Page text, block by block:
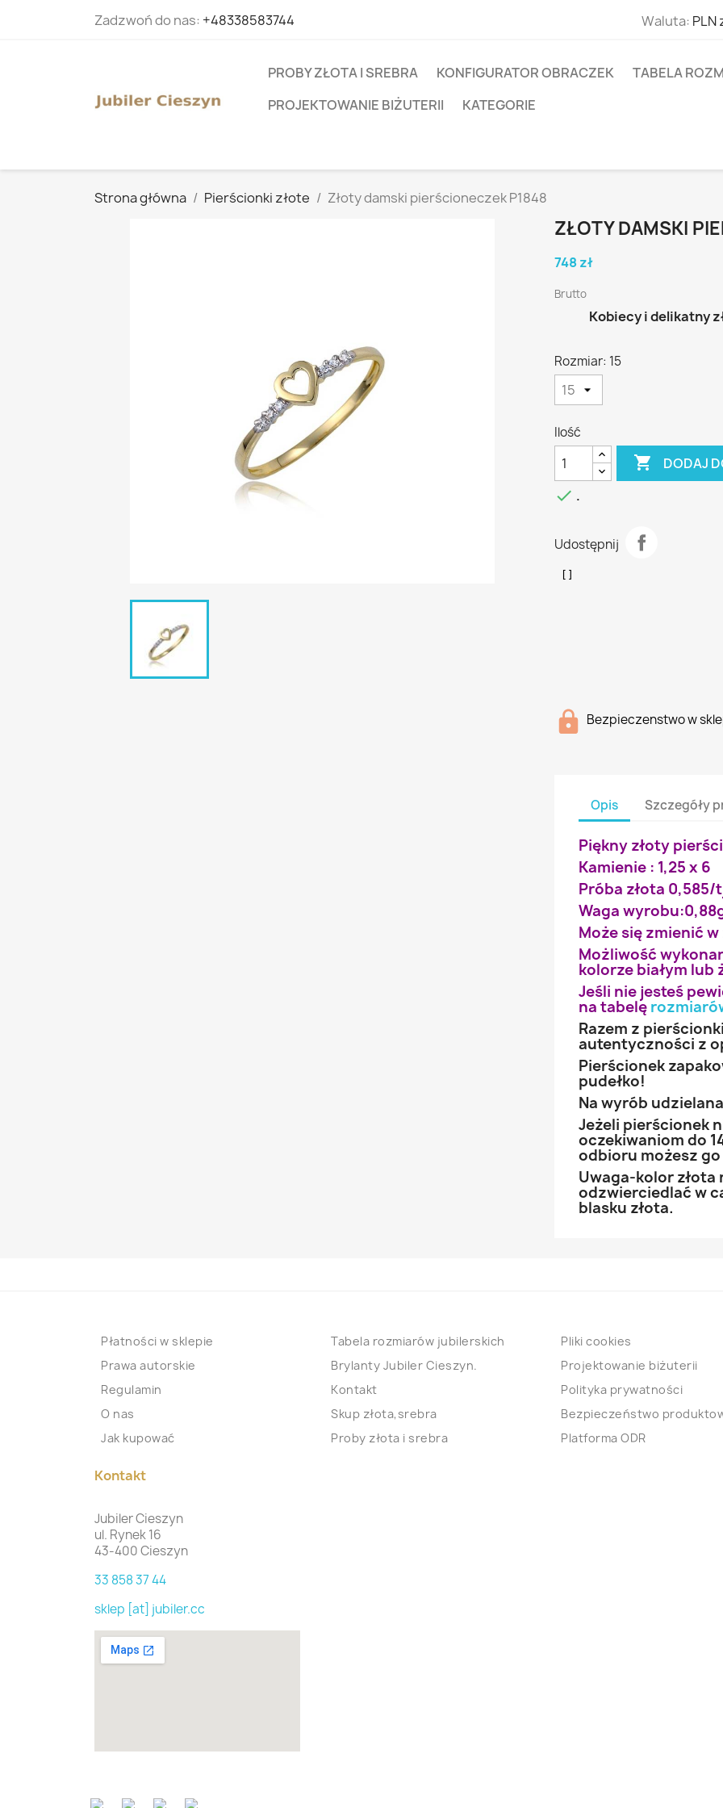
Zadzwoń do nas: +48338583744 Waluta: PLN
PROBY ZŁOTA I SREBRA KONFIGURATOR OBRACZEK
TABELA
PROJEKTOWANIE BIŻUTERII
KATEGORIE
Strona główna Pierścionki złote Złoty damski pierścioneczek P1848
ZŁOTY DAMSKI
748 zł
Brutto
Kobiecy i delikatny
Rozmiar: 15
Ilość
 DODAJ
 .
Udostępnij
Bezpieczenstwo w
Opis Szczegóły
Piękny złoty
Kamienie : 1,25 x 6
Próba złota 0,585/
Waga
Może się zmienić
Możliwość
kolorze białym lub
Jeśli nie jesteś
na tabelę
Razem z
autentyczności z
Pierścionek
pudełko!
Na wyrób
Jeżeli pierścionek
oczekiwaniom do
odbioru możesz
Uwaga-kolor złota
odzwierciedlać w
blasku złota.
Płatności w sklepie
Prawa autorskie
Regulamin
O nas
Jak kupować
Tabela rozmiarów jubilerskich
Brylanty Jubiler Cieszyn.
Kontakt
Skup złota,srebra
Proby złota i srebra
Pliki cookies
Projektowanie biżuterii
Polityka prywatności
Bezpieczeństwo
Platforma ODR
Kontakt
Jubiler Cieszyn
ul. Rynek 16
43-400 Cieszyn
33 858 37 44
sklep [at] jubiler.cc